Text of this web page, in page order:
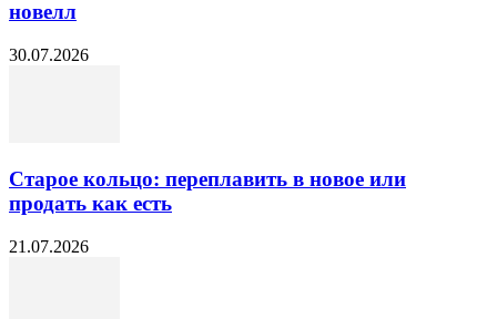
новелл
30.07.2026
Старое кольцо: переплавить в новое или
продать как есть
21.07.2026